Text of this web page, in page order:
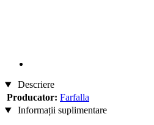
Descriere
Producator: Farfalla
Informații suplimentare